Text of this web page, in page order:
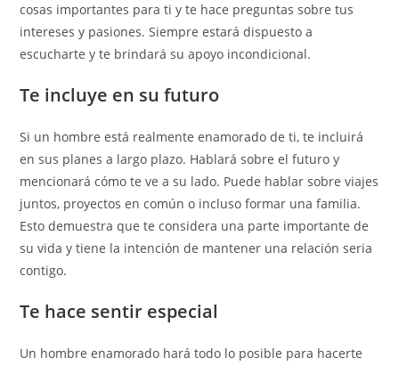
cosas importantes para ti y te hace preguntas sobre tus
intereses y pasiones. Siempre estará dispuesto a
escucharte y te brindará su apoyo incondicional.
Te incluye en su futuro
Si un hombre está realmente enamorado de ti, te incluirá
en sus planes a largo plazo. Hablará sobre el futuro y
mencionará cómo te ve a su lado. Puede hablar sobre viajes
juntos, proyectos en común o incluso formar una familia.
Esto demuestra que te considera una parte importante de
su vida y tiene la intención de mantener una relación seria
contigo.
Te hace sentir especial
Un hombre enamorado hará todo lo posible para hacerte